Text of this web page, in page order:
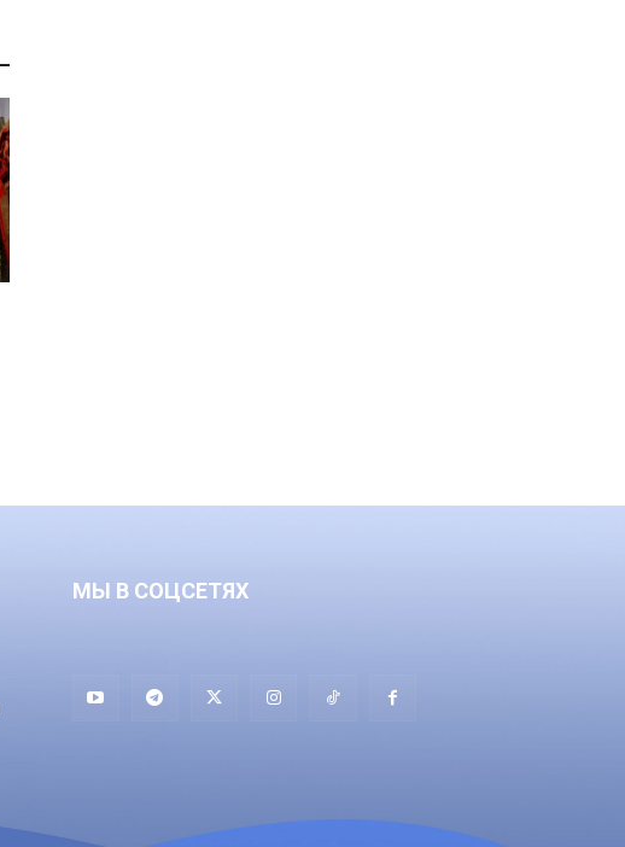
МЫ В СОЦСЕТЯХ